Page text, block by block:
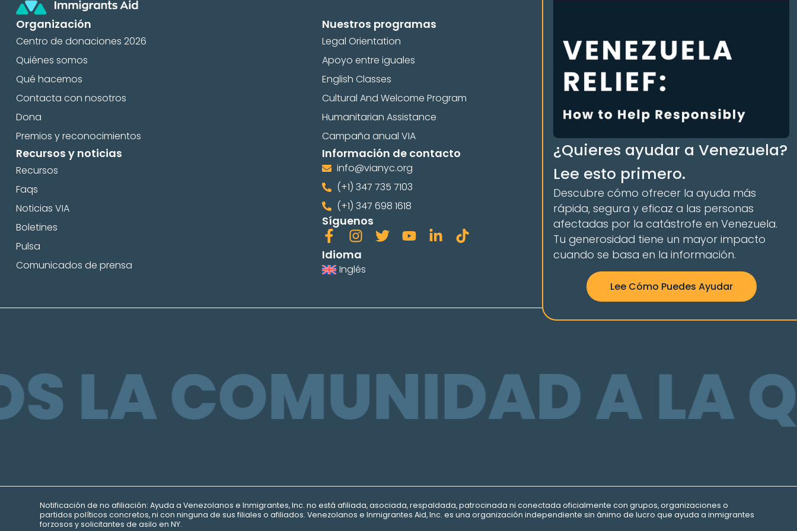
Organización
Centro de donaciones 2026
Quiénes somos
Qué hacemos
Contacta con nosotros
Dona
Premios y reconocimientos
Nuestros programas
Legal Orientation
Apoyo entre iguales
English Classes
Cultural And Welcome Program
Humanitarian Assistance
Campaña anual VIA
Recursos y noticias
Recursos
Faqs
Noticias VIA
Boletines
Pulsa
Comunicados de prensa
Información de contacto
info@vianyc.org
(+1) 347 735 7103
(+1) 347 698 1618
Síguenos
Idioma
Inglés
LA COMUNIDAD A LA
Notificación de no afiliación: Ayuda a Venezolanos e Inmigrantes, Inc. no está afiliada, asociada, respaldada, patrocinada ni conectada oficialmente con grupos, organizaciones o
partidos políticos concretos, ni con ninguna de sus filiales o afiliados. Venezolanos e InmigrantesAid, Inc. es una organización independiente sin ánimo de lucro que ayuda a inmigrantes
forzosos y solicitantes de asilo en NY.
¿Quieres ayudar a Venezuela?
Lee esto primero.
Descubre cómo ofrecer la ayuda más
rápida, segura y eficaz a las personas
afectadas por la catástrofe en Venezuela.
Tu generosidad tiene un mayor impacto
cuando se basa en la información.
Lee Cómo Puedes Ayudar